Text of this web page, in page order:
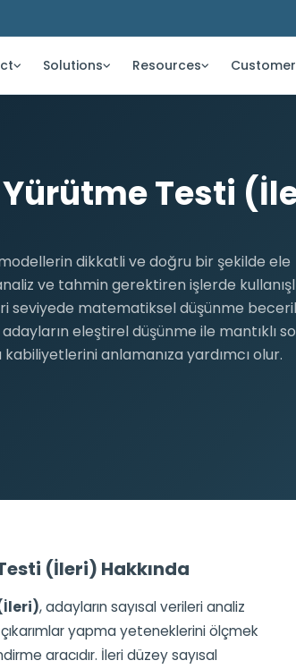
Solutions Resources
Yürütme Testi
modellerin dikkatli ve doğru bir şekilde ele
ve tahmin gerektiren işlerde
seviyede matematiksel düşünme
eleştirel düşünme ile mantıklı
anlamanıza yardımcı olur.
(İleri) Hakkında
, adayların sayısal verileri analiz
yapma yeteneklerini ölçmek
aracıdır. İleri düzey sayısal